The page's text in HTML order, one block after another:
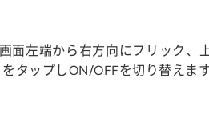
面左端から右方向にフリック
タップしON/OFFを切り替えます